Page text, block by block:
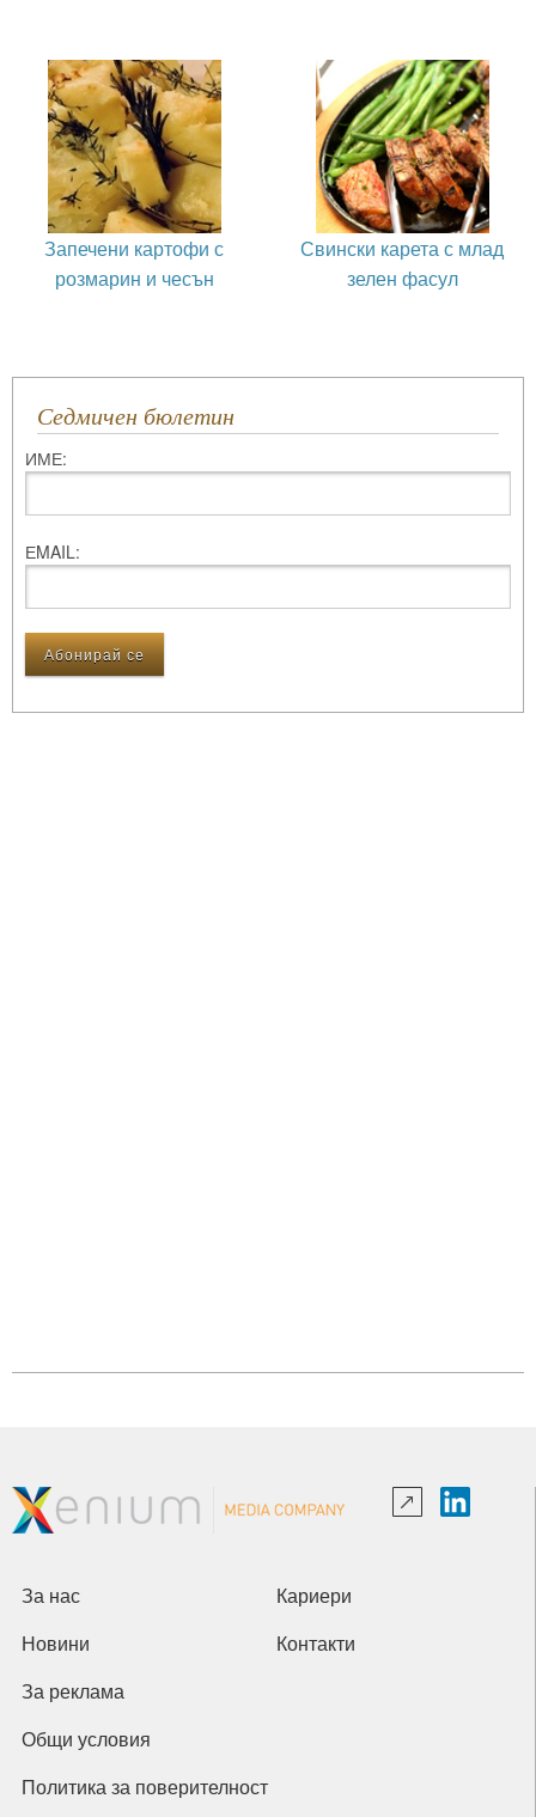
Запечени картофи с
розмарин и чесън
Свински карета с млад
зелен фасул
Седмичен бюлетин
ИМЕ:
ЕMAIL:
За нас Кариери
Новини Контакти
За реклама
Общи условия
Политика за поверителност